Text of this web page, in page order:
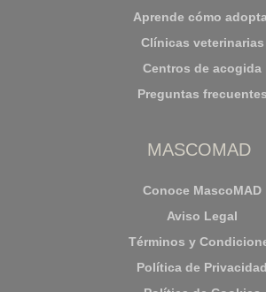
Aprende cómo
Clínicas veterinarias
Centros de acogida
Preguntas frecuentes
MASCOMAD
Conoce MascoMAD
Aviso Legal
Términos y
Política de Privacidad